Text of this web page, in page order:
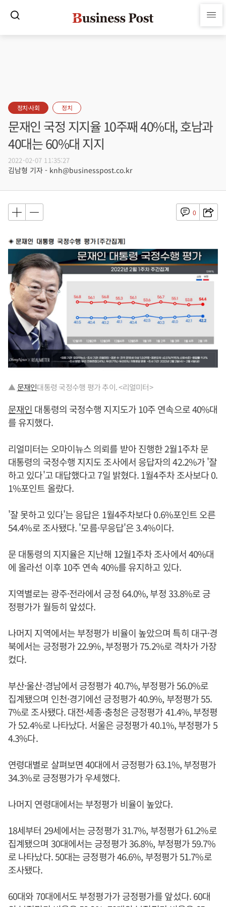
정치·사회 정치
문재인 국정 지지율 10주째 40%대, 호남과
40대는 60%대 지지
2022-02-07 11:35:27
김남형 기자 - knh@businesspost.co.kr
0
▲문재인대통령 국정수행 평가 추이. <리얼미터>
문재인 대통령의 국정수행 지지도가 10주 연속으로 40%대
를 유지했다.
리얼미터는 오마이뉴스 의뢰를 받아 진행한 2월1주차 문
대통령의 국정수행 지지도 조사에서 응답자의 42.2%가 '잘
하고 있다'고 대답했다고 7일 밝혔다. 1월4주차 조사보다 0.
1%포인트 올랐다.
'잘 못하고 있다'는 응답은 1월4주차보다 0.6%포인트 오른
54.4%로 조사됐다. '모름·무응답'은 3.4%이다.
문 대통령의 지지율은 지난해 12월1주차 조사에서 40%대
에 올라선 이후 10주 연속 40%를 유지하고 있다.
지역별로는 광주·전라에서 긍정 64.0%, 부정 33.8%로 긍
정평가가 월등히 앞섰다.
나머지 지역에서는 부정평가 비율이 높았으며 특히 대구·경
북에서는 긍정평가 22.9%, 부정평가 75.2%로 격차가 가장
컸다.
부산·울산·경남에서 긍정평가 40.7%, 부정평가 56.0%로
집계됐으며 인천·경기에선 긍정평가 40.9%, 부정평가 55.
7%로 조사됐다. 대전·세종·충청은 긍정평가 41.4%, 부정평
가 52.4%로 나타났다. 서울은 긍정평가 40.1%, 부정평가 5
4.3%다.
연령대별로 살펴보면 40대에서 긍정평가 63.1%, 부정평가
34.3%로 긍정평가가 우세했다.
나머지 연령대에서는 부정평가 비율이 높았다.
18세부터 29세에서는 긍정평가 31.7%, 부정평가 61.2%로
집계됐으며 30대에서는 긍정평가 36.8%, 부정평가 59.7%
로 나타났다. 50대는 긍정평가 46.6%, 부정평가 51.7%로
조사됐다.
60대와 70대에서도 부정평가가 긍정평가를 앞섰다. 60대